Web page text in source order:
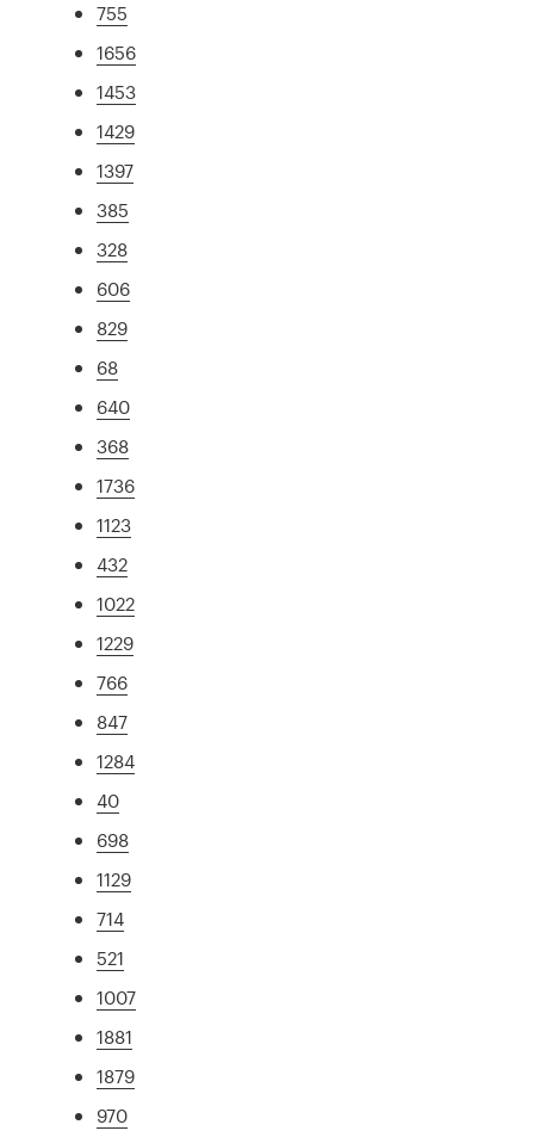
755
1656
1453
1429
1397
385
328
606
829
68
640
368
1736
1123
432
1022
1229
766
847
1284
40
698
1129
714
521
1007
1881
1879
970